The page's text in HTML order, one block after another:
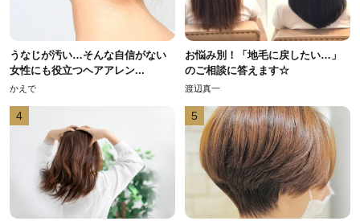
うなじが汚い…そんな自信がない
女性にも役立つヘアアレン...
かえで
お悩み別！「地毛に戻したい…」
のご相談に答えます☆
渡辺真一
4 5